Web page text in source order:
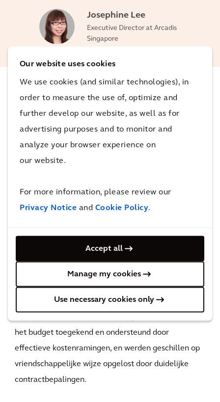
Our website uses cookies
We use cookies (and similar technologies), in
order to measure the use of, optimize and
further develop our website, as well as for
advertising purposes and to monitor and
analyze your browser experience on
our website.
For more information, please review our
Privacy Notice and Cookie Policy.
Accept all
Manage my cookies
Use necessary cookies only
Josephine Lee
Executive Director at Arcadis
Singapore
De impact
Het integreren van een ecosysteem van sensoren en
analyses om het inzicht van de consument te
vergroten.
energiebesparing
Arcadis werkte samen met een geïntegreerd
consultants bestond. Daarom moest er een
dynamisch werkproces worden gevolgd om de
productiviteit en effectieve communicatie binnen het
projectteam te garanderen. Door nauwe
samenwerking en sterke werkrelaties met de klant en
het budget toegekend en ondersteund door
effectieve kostenramingen, en werden geschillen op
vriendschappelijke wijze opgelost door duidelijke
contractbepalingen.